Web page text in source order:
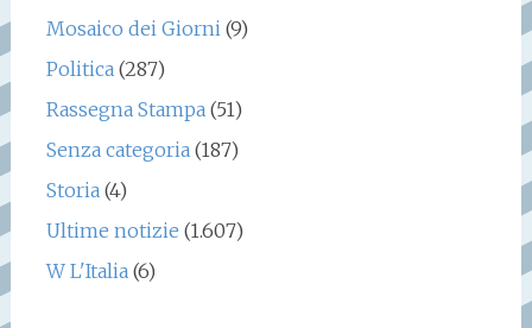
Mosaico dei Giorni(9)
Politica(287)
Rassegna Stampa(51)
Senza categoria(187)
Storia(4)
Ultime notizie (1.607)
W L'Italia(6)